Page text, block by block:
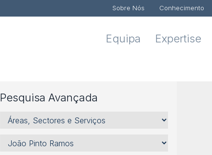
Sobre Nós Conhecimento
Equipa Expertise
Pesquisa Avançada
¡reas,
Sectores
ServiÁos
Advogado